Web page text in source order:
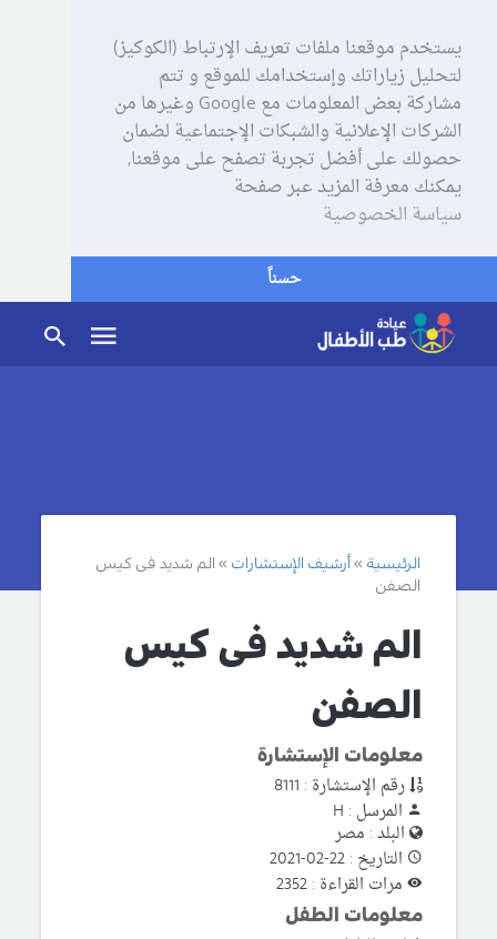
يستخدم موقعنا ملفات تعريف الإرتباط (الكوكيز)
لتحليل زياراتك وإستخدامك للموقع و تتم
مشاركة بعض المعلومات مع Google وغيرها من
الشركات الإعلانية والشبكات الإجتماعية لضمان
حصولك على أفضل تجربة تصفح على موقعنا,
يمكنك معرفة المزيد عبر صفحة
سياسة الخصوصية
حسناً
الرئيسية أرشيف الإستشارات
الم شديد فى كيس
الصفن
الم شديد فى كيس
الصفن
معلومات الإستشارة
رقم الإستشارة : 8111
المرسل : H
البلد : مصر
التاريخ : 22-02-2021
مرات القراءة : 2352
معلومات الطفل